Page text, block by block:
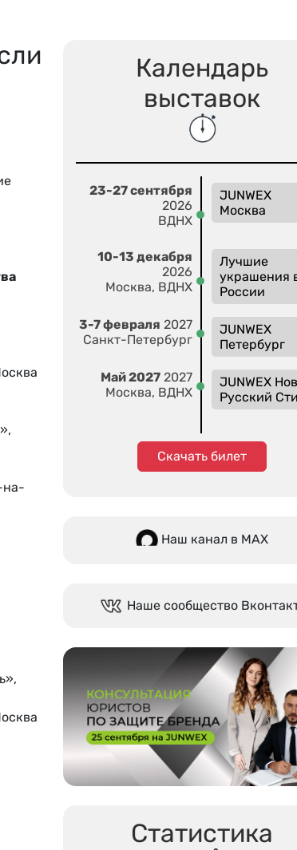
на-
Календарь
выставок
23-27 сентября
2026
ВДНХ
JUNWEX
Москва
10-13 декабря
2026
Москва, ВДНХ
Лучшие
украшения
России
3-7 февраля 2027
Санкт-Петербург
JUNWEX
Петербург
Май 2027 2027
Москва, ВДНХ
JUNWEX
Русский
Скачать билет
Наш канал в МАХ
Наше сообщество
Статистика